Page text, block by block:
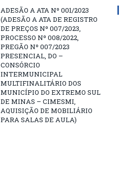
ADESÃO A ATA Nº 001/2023
(ADESÃO A ATA DE REGISTRO
DE PREÇOS Nº 007/2023,
PROCESSO Nº 008/2022,
PREGÃO Nº 007/2023
PRESENCIAL, DO –
CONSÓRCIO
INTERMUNICIPAL
MULTIFINALITÁRIO DOS
MUNICÍPIO DO EXTREMO SUL
DE MINAS – CIMESMI,
AQUISIÇÃO DE MOBILIÁRIO
PARA SALAS DE AULA)